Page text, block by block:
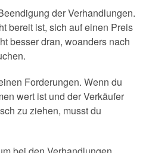
der Verhandlungen.
bereit ist, sich auf einen Preis
besser dran, woanders nach
Forderungen. Wenn du
wert ist und der Verkäufer
zu ziehen, musst du